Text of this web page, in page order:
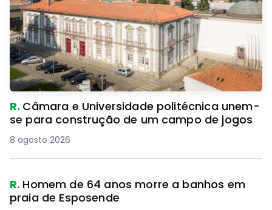
R. Câmara e Universidade politécnica unem-
se para construção de um campo de jogos
8 agosto 2026
R. Homem de 64 anos morre a banhos em
praia de Esposende